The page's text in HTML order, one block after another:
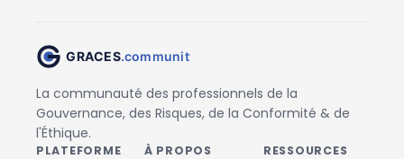
La communauté des professionnels de la
Gouvernance, des Risques, de la Conformité & de
l'Éthique.
PLATEFORME À PROPOS RESSOURCES